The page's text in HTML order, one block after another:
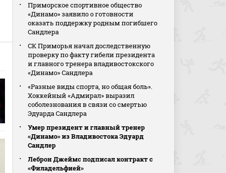
Приморское спортивное общество
«Динамо» заявило о готовности
оказать поддержку родным погибшего
Сандлера
СК Приморья начал доследственную
проверку по факту гибели президента
и главного тренера владивостокского
«Динамо» Сандлера
«Разные виды спорта, но общая боль».
Хоккейный «Адмирал» выразил
соболезнования в связи со смертью
Эдуарда Сандлера
Умер президент и главный тренер
«Динамо» из Владивостока Эдуард
Сандлер
Леброн Джеймс подписал контракт с
«Филадельфией»